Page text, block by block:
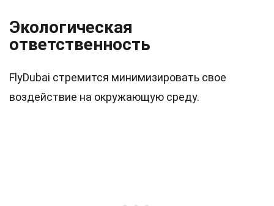
Экологическая
ответственность
FlyDubai стремится минимизировать свое
воздействие на окружающую среду.